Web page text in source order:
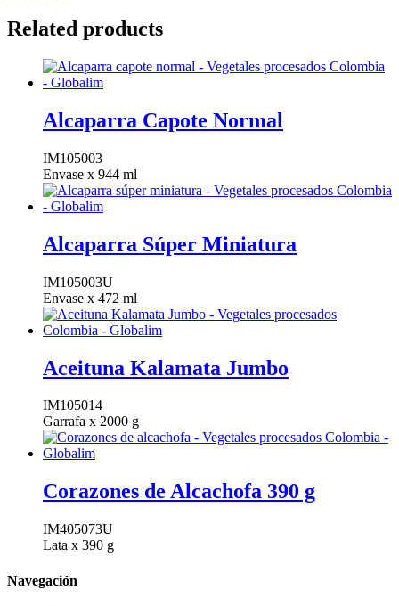
Related products
Alcaparra Capote Normal
IM105003
Envase x 944 ml
Alcaparra Súper Miniatura
IM105003U
Envase x 472 ml
Aceituna Kalamata Jumbo
IM105014
Garrafa x 2000 g
Corazones de Alcachofa 390 g
IM405073U
Lata x 390 g
Navegación